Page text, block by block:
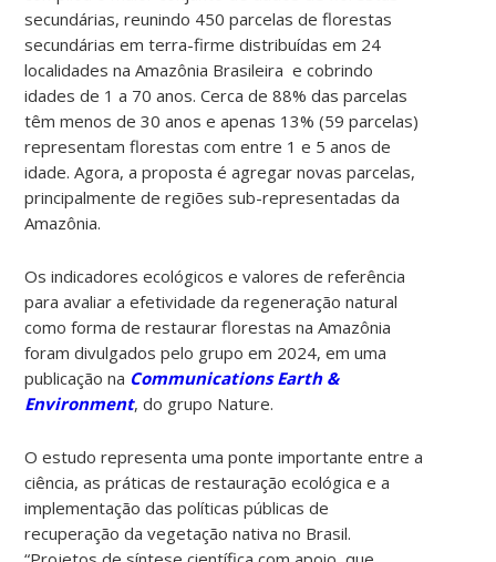
secundárias, reunindo 450 parcelas de florestas
secundárias em terra-firme distribuídas em 24
localidades na Amazônia Brasileira e cobrindo
idades de 1 a 70 anos. Cerca de 88% das parcelas
têm menos de 30 anos e apenas 13% (59 parcelas)
representam florestas com entre 1 e 5 anos de
idade. Agora, a proposta é agregar novas parcelas,
principalmente de regiões sub-representadas da
Amazônia.
Os indicadores ecológicos e valores de referência
para avaliar a efetividade da regeneração natural
como forma de restaurar florestas na Amazônia
foram divulgados pelo grupo em 2024, em uma
publicação na Communications Earth &
Environment, do grupo Nature.
O estudo representa uma ponte importante entre a
ciência, as práticas de restauração ecológica e a
implementação das políticas públicas de
recuperação da vegetação nativa no Brasil.